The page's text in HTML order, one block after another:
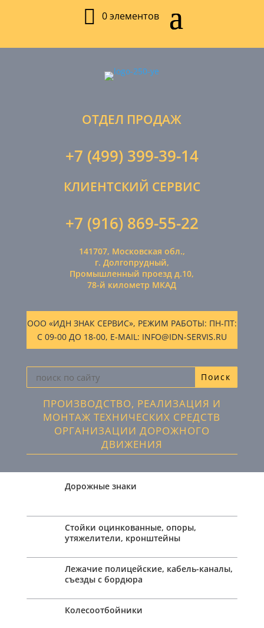
0 элементов
ОТДЕЛ ПРОДАЖ
+7 (499) 399-39-14
КЛИЕНТСКИЙ СЕРВИС
+7 (916) 869-55-22
141707, Московская обл.,
г. Долгопрудный,
Промышленный проезд д.10,
78-й километр МКАД
ООО «ИДН ЗНАК СЕРВИС», РЕЖИМ РАБОТЫ: ПН-ПТ:
С 09-00 ДО 18-00, E-MAIL: INFO@IDN-SERVIS.RU
ПРОИЗВОДСТВО, РЕАЛИЗАЦИЯ И
МОНТАЖ ТЕХНИЧЕСКИХ СРЕДСТВ
ОРГАНИЗАЦИИ ДОРОЖНОГО
ДВИЖЕНИЯ
Дорожные знаки
Стойки оцинкованные, опоры,
утяжелители, кронштейны
Лежачие полицейские, кабель-каналы,
съезды с бордюра
Колесоотбойники